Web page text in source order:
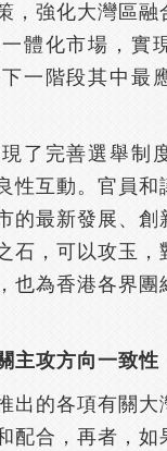
，強化大灣區融
體化市場，實
一階段其中最
了完善選舉制
性互動。官員和
的最新發展、創
石，可以攻玉，
也為香港各界團
主攻方向一致性
出的各項有關大
配合，再者，如